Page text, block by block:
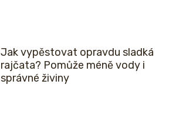
Jak vypěstovat opravdu sladká
rajčata? Pomůže méně vody i
správné živiny